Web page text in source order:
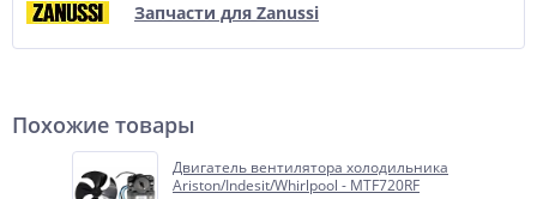
Запчасти для Zanussi
Похожие товары
Двигатель вентилятора холодильника
Ariston/Indesit/Whirlpool - MTF720RF